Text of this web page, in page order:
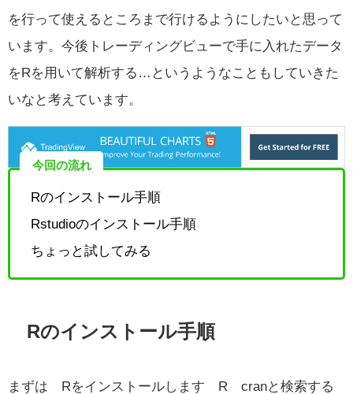
を行って使えるところまで行けるようにしたいと思って
います。今後トレーディングビューで手に入れたデータ
をRを用いて解析する…というようなこともしていきた
いなと考えています。
今回の流れ
Rのインストール手順
Rstudioのインストール手順
ちょっと試してみる
Rのインストール手順
まずは Rをインストールします R cranと検索する